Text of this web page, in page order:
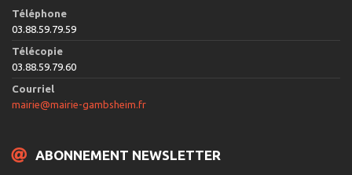
Téléphone
03.88.59.79.59
Télécopie
03.88.59.79.60
Courriel
mairie@mairie-gambsheim.fr
ABONNEMENT NEWSLETTER